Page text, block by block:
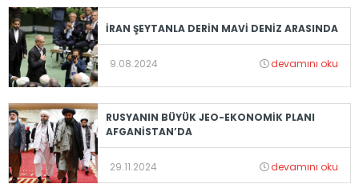
İRAN ŞEYTANLA DERİN MAVİ DENİZ ARASINDA
9.08.2024 devamını oku
RUSYANIN BÜYÜK JEO-EKONOMİK PLANI
AFGANİSTAN’DA
29.11.2024 devamını oku